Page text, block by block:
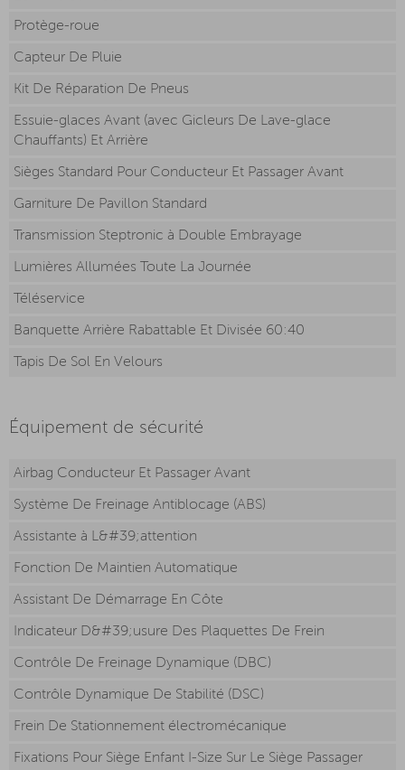
Protège-roue
Capteur De Pluie
Kit De Réparation De Pneus
Essuie-glaces Avant (avec Gicleurs De Lave-glace
Chauffants) Et Arrière
Sièges Standard Pour Conducteur Et Passager Avant
Garniture De Pavillon Standard
Transmission Steptronic à Double Embrayage
Lumières Allumées Toute La Journée
Téléservice
Banquette Arrière Rabattable Et Divisée 60:40
Tapis De Sol En Velours
Équipement de sécurité
Airbag Conducteur Et Passager Avant
Système De Freinage Antiblocage (ABS)
Assistante à L&#39;attention
Fonction De Maintien Automatique
Assistant De Démarrage En Côte
Indicateur D&#39;usure Des Plaquettes De Frein
Contrôle De Freinage Dynamique (DBC)
Contrôle Dynamique De Stabilité (DSC)
Frein De Stationnement électromécanique
Fixations Pour Siège Enfant I-Size Sur Le Siège Passager